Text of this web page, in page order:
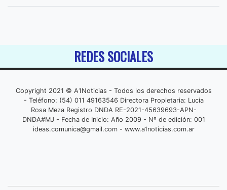
REDES SOCIALES
Copyright 2021 © A1Noticias - Todos los derechos reservados
- Teléfono: (54) 011 49163546 Directora Propietaria: Lucia
Rosa Meza Registro DNDA RE-2021-45639693-APN-
DNDA#MJ - Fecha de Inicio: Año 2009 - Nº de edición: 001
ideas.comunica@gmail.com- www.a1noticias.com.ar